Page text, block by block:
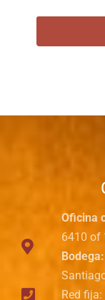
Oficina
6410 of
Bodega:
Red